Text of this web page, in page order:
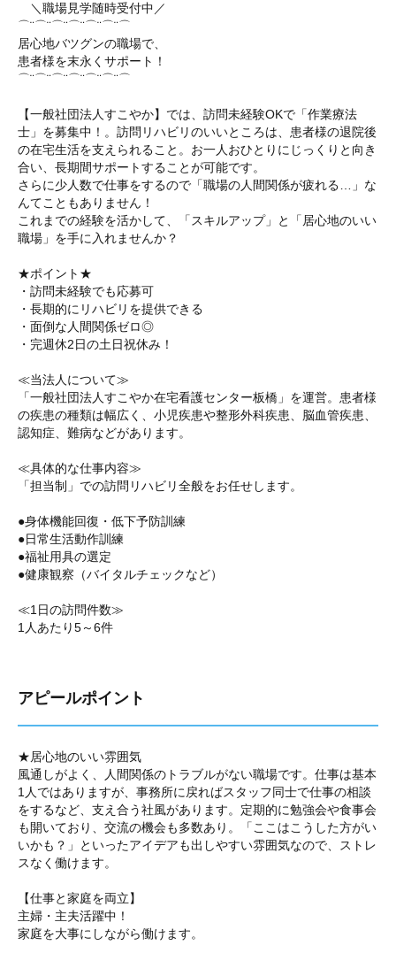
＼職場見学随時受付中／
⌒¨⌒¨⌒¨⌒¨⌒¨⌒¨⌒
居心地バツグンの職場で、
患者様を末永くサポート！
⌒¨⌒¨⌒¨⌒¨⌒¨⌒¨⌒
【一般社団法人すこやか】では、訪問未経験OKで「作業療法
士」を募集中！。訪問リハビリのいいところは、患者様の退院後
の在宅生活を支えられること。お一人おひとりにじっくりと向き
合い、長期間サポートすることが可能です。
さらに少人数で仕事をするので「職場の人間関係が疲れる…」な
んてこともありません！
これまでの経験を活かして、「スキルアップ」と「居心地のいい
職場」を手に入れませんか？
★ポイント★
・訪問未経験でも応募可
・長期的にリハビリを提供できる
・面倒な人間関係ゼロ◎
・完週休2日の土日祝休み！
≪当法人について≫
「一般社団法人すこやか在宅看護センター板橋」を運営。患者様
の疾患の種類は幅広く、小児疾患や整形外科疾患、脳血管疾患、
認知症、難病などがあります。
≪具体的な仕事内容≫
「担当制」での訪問リハビリ全般をお任せします。
●身体機能回復・低下予防訓練
●日常生活動作訓練
●福祉用具の選定
●健康観察（バイタルチェックなど）
≪1日の訪問件数≫
1人あたり5～6件
アピールポイント
★居心地のいい雰囲気
風通しがよく、人間関係のトラブルがない職場です。仕事は基本
1人ではありますが、事務所に戻ればスタッフ同士で仕事の相談
をするなど、支え合う社風があります。定期的に勉強会や食事会
も開いており、交流の機会も多数あり。「ここはこうした方がい
いかも？」といったアイデアも出しやすい雰囲気なので、ストレ
スなく働けます。
【仕事と家庭を両立】
主婦・主夫活躍中！
家庭を大事にしながら働けます。